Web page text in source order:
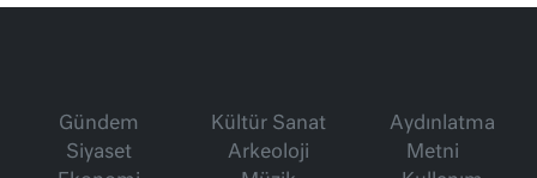
Gündem
Siyaset
Kültür Sanat
Arkeoloji
Aydınlatma
Metni